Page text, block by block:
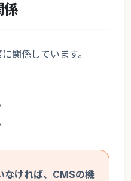
係
関係しています。
なければ、CMSの機